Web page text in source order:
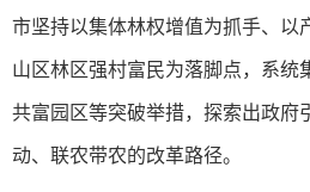
市坚持以集体林权增值为抓手、以
山区林区强村富民为落脚点，系统
共富园区等突破举措，探索出政府
动、联农带农的改革路径。